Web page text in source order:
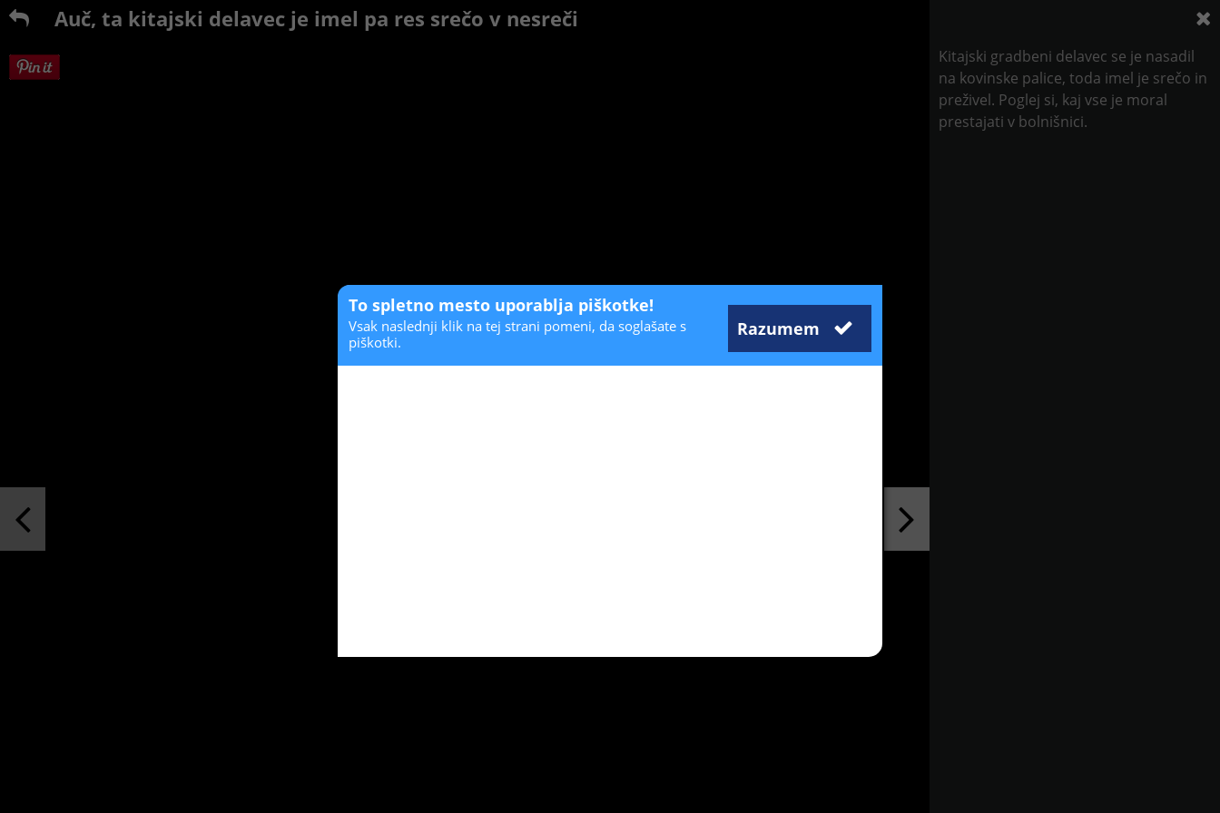
Auč, ta kitajski delavec je imel pa res srečo v nesreči
Kitajski gradbeni delavec se je nasadil
na kovinske palice, toda imel je srečo in
preživel. Poglej si, kaj vse je moral
prestajati v bolnišnici.
To spletno mesto uporablja piškotke!
Razumem
Vsak naslednji klik na tej strani pomeni, da soglašate s
piškotki.